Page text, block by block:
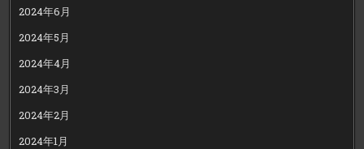
2024年6月
2024年5月
2024年4月
2024年3月
2024年2月
2024年1月